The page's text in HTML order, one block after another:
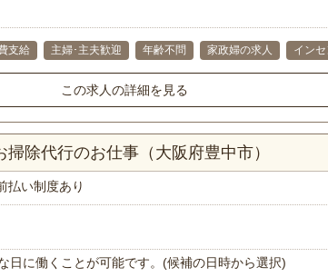
支給 主婦･主夫歓迎 年齢不問 家政婦の求人 イン
この求人の詳細を見る
除代行のお仕事（大阪府豊中市）
払い制度あり
日に働くことが可能です。(候補の日時から選択)